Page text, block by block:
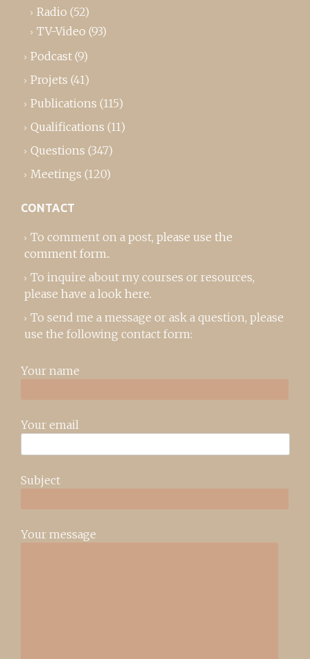
Radio (52)
TV-Video (93)
Podcast (9)
Projets (41)
Publications (115)
Qualifications (11)
Questions (347)
Meetings (120)
CONTACT
To comment on a post, please use the
comment form..
To inquire about my courses or resources,
please have a look here.
To send me a message or ask a question, please
use the following contact form:
Your name
Your email
Subject
Your message